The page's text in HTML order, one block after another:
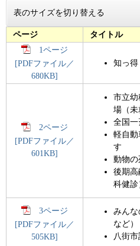
表のサイズを切り替える
ページ
タイトル
1ページ
[PDFファイル／
680KB]
知っ得
2ページ
[PDFファイル／
601KB]
市立
場（未
全国一
軽自
す
動物の
後期
科健診
3ページ
[PDFファイル／
505KB]
みん
など）
八街